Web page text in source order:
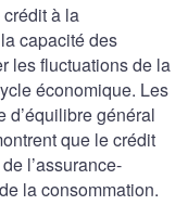
à la
capacité des
les fluctuations de la
économique. Les
d’équilibre général
que le crédit
l’assurance-
la consommation.